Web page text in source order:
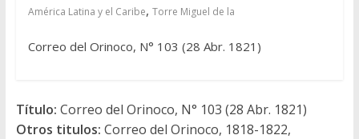
América Latina y el Caribe, Torre Miguel de la
Correo del Orinoco, N° 103 (28 Abr. 1821)
Título: Correo del Orinoco, N° 103 (28 Abr. 1821)
Otros titulos: Correo del Orinoco, 1818-1822,